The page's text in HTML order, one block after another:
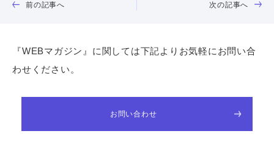
前の記事へ 次の記事へ
『WEBマガジン』に関しては下記よりお気軽にお問い合
わせください。
お問い合わせ